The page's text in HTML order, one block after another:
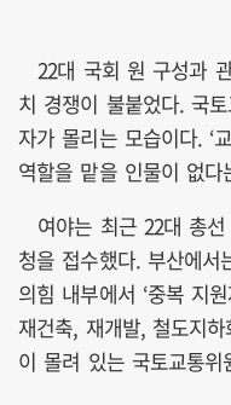
22대 국회 원 구성과
치 경쟁이 불붙었다. 국
자가 몰리는 모습이다. ‘
역할을 맡을 인물이 없
여야는 최근 22대 총
청을 접수했다. 부산에
의힘 내부에서 ‘중복 지
재건축, 재개발, 철도지
이 몰려 있는 국토교통위